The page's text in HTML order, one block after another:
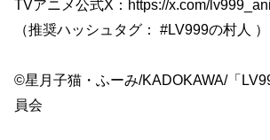
TVアニメ公式X：https://x.com/
（推奨ハッシュタグ： #LV999の村人 ）
©星月子猫・ふーみ/KADOKAWA/「
員会